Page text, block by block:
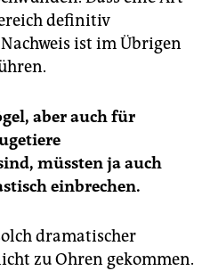
definitiv
ist im Übrigen
aber auch für
müssten ja auch
einbrechen.
dramatischer
zu Ohren gekommen.